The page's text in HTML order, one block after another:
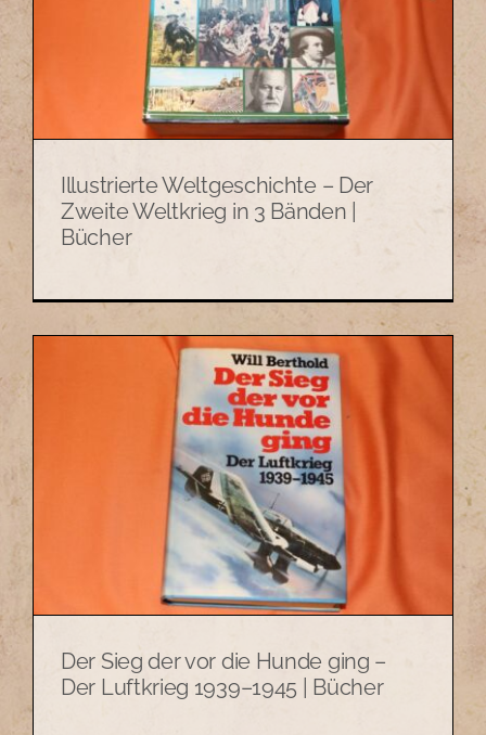
Illustrierte Weltgeschichte – Der
Zweite Weltkrieg in 3 Bänden |
Bücher
Der Sieg der vor die Hunde ging –
Der Luftkrieg 1939–1945 | Bücher